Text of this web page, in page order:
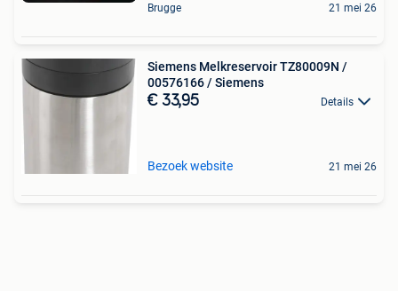
Brugge 21 mei 26
Siemens Melkreservoir TZ80009N /
00576166 / Siemens
€ 33,95 Details
Bezoek website 21 mei 26